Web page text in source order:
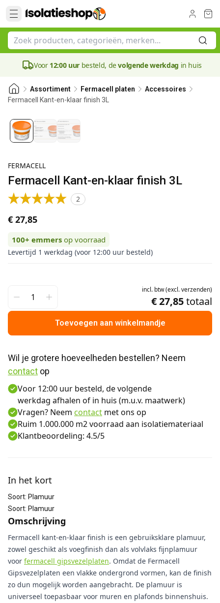
Voor 12:00 uur besteld, devolgende werkdag in huis
Assortiment Fermacell platen
Accessoires
Fermacell Kant-en-klaar finish 3L
FERMACELL
Fermacell Kant-en-klaar finish 3L
2
€ 27,85
100+ emmers op voorraad
Levertijd 1 werkdag (voor 12:00 uur besteld)
incl. btw(excl.verzenden)
€ 27,85totaal
Toevoegen aan winkelmandje
contact op
Voor 12:00 uur besteld, de volgende
werkdag afhalen of in huis (m.u.v. maatwerk)
Vragen? Neem contact met ons op
Ruim 1.000.000 m2 voorraad aan isolatiemateriaal
Klantbeoordeling: 4.5/5
In het kort
Soort: Plamuur
Soort: Plamuur
Omschrijving
Fermacell kant-en-klaar finish is een gebruiksklare plamuur,
zowel geschikt als voegfinish dan als volvlaks fijnplamuur
voor fermacell gipsvezelplaten. Omdat de Fermacell
Gipsvezelplaten een vlakke ondergrond vormen, kan de finish
zo dun mogelijk worden aangebracht. De plamuur is
universeel toepasbaar voor muren en plafonds binnenshuis.